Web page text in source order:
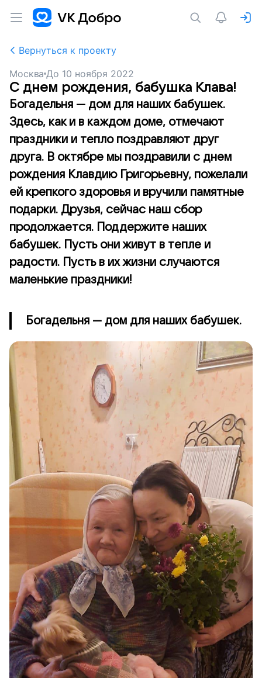
Вернуться к проекту
Москва До 10 ноября 2022
С днем рождения, бабушка Клава!
Богадельня — дом для наших бабушек.
Здесь, как и в каждом доме, отмечают
праздники и тепло поздравляют друг
друга. В октябре мы поздравили с днем
рождения Клавдию Григорьевну, пожелали
ей крепкого здоровья и вручили памятные
подарки. Друзья, сейчас наш сбор
продолжается. Поддержите наших
бабушек. Пусть они живут в тепле и
радости. Пусть в их жизни случаются
маленькие праздники!
Богадельня — дом для наших бабушек.